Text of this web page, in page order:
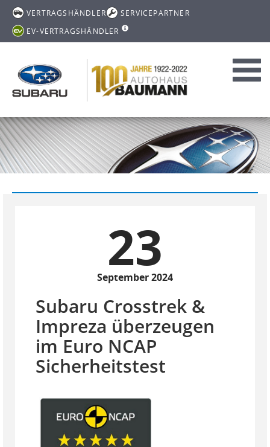
VERTRAGSHÄNDLER
SERVICEPARTNER
EV-VERTRAGSHÄNDLER
23
September 2024
Subaru Crosstrek &
Impreza überzeugen
im Euro NCAP
Sicherheitstest